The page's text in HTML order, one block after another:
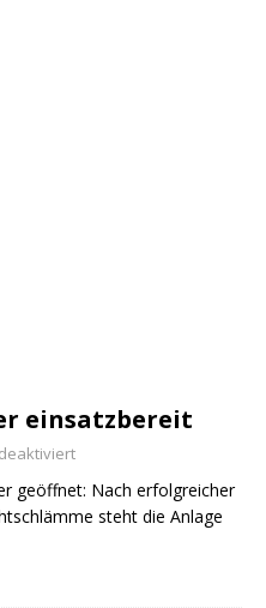
einsatzbereit
geöffnet: Nach erfolgreicher
steht die Anlage